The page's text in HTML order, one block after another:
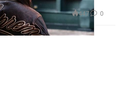
447 0